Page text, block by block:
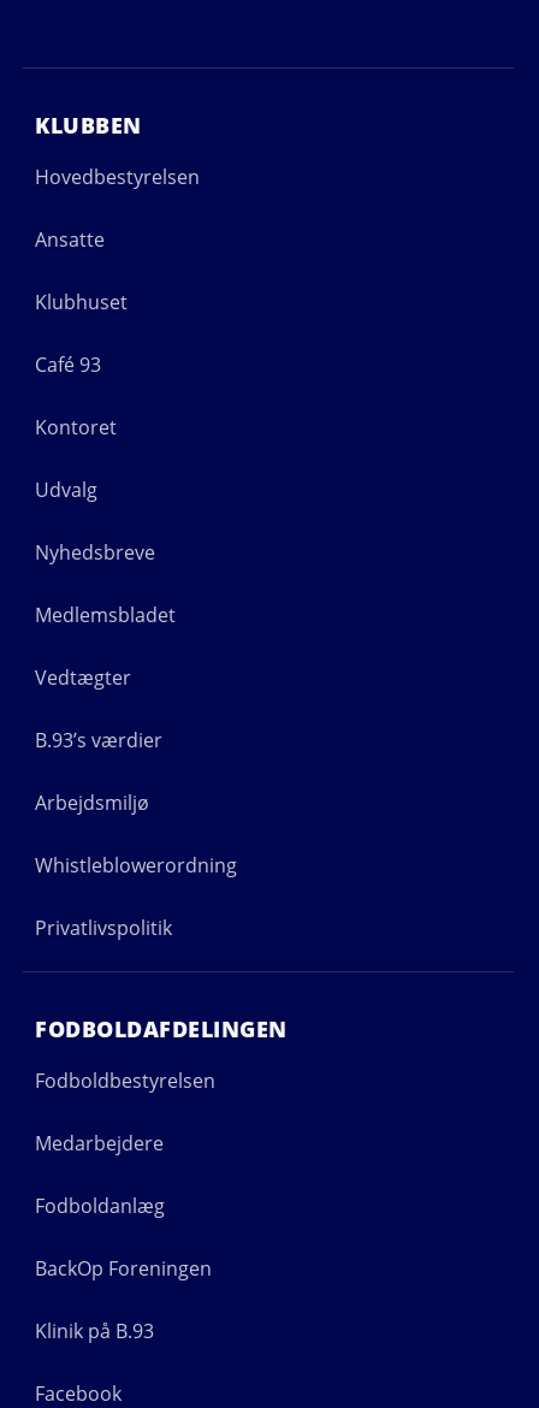
KLUBBEN
Hovedbestyrelsen
Ansatte
Klubhuset
Café 93
Kontoret
Udvalg
Nyhedsbreve
Medlemsbladet
Vedtægter
B.93’s værdier
Arbejdsmiljø
Whistleblowerordning
Privatlivspolitik
FODBOLDAFDELINGEN
Fodboldbestyrelsen
Medarbejdere
Fodboldanlæg
BackOp Foreningen
Klinik på B.93
Facebook